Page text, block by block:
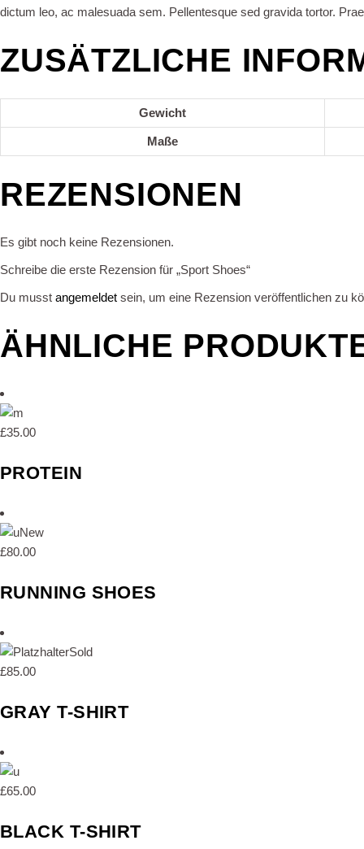
dictum leo, ac malesuada sem. Pellentesque sed gravida tortor.
ZUSÄTZLICHE
Gewicht
Maße
REZENSIONEN
Es gibt noch keine Rezensionen.
Schreibe die erste Rezension für „Sport Shoes“
Du musst angemeldet sein, um eine Rezension veröffentlichen zu
ÄHNLICHE
£35.00
PROTEIN
New
£80.00
RUNNING SHOES
Sold
£85.00
GRAY T-SHIRT
£65.00
BLACK T-SHIRT